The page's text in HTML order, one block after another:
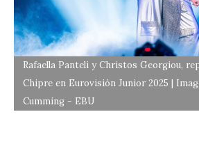
Rafaella Panteli y Christos Georgiou,
Chipre en Eurovisión Junior 2025 |
Cumming - EBU